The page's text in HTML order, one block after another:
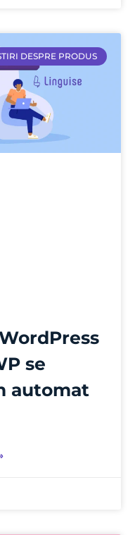
DESPRE PRODUS
se
automat